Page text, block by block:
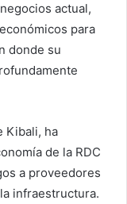
actual,
para
donde su
Kibali, ha
de la RDC
a proveedores
infraestructura.